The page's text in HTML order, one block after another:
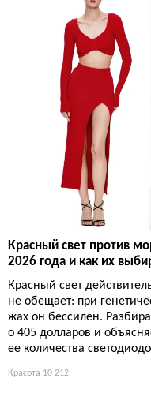
Красный свет против
2026 года и как их
Красный свет
не обещает: при
жах он бессилен.
о 405 долларов и
ее количества
Красота 10 212